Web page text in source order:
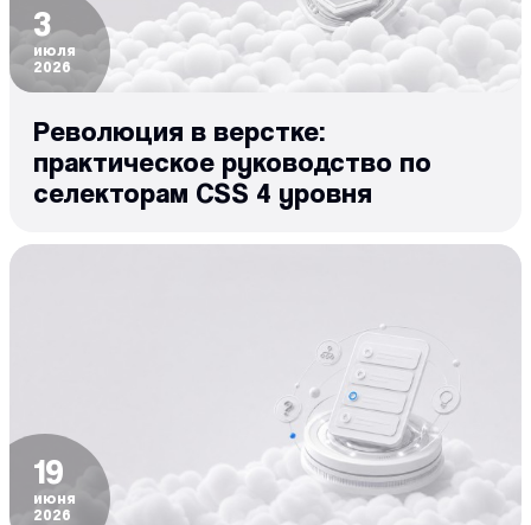
3
июля
2026
Революция в верстке:
практическое руководство по
селекторам CSS 4 уровня
19
июня
2026